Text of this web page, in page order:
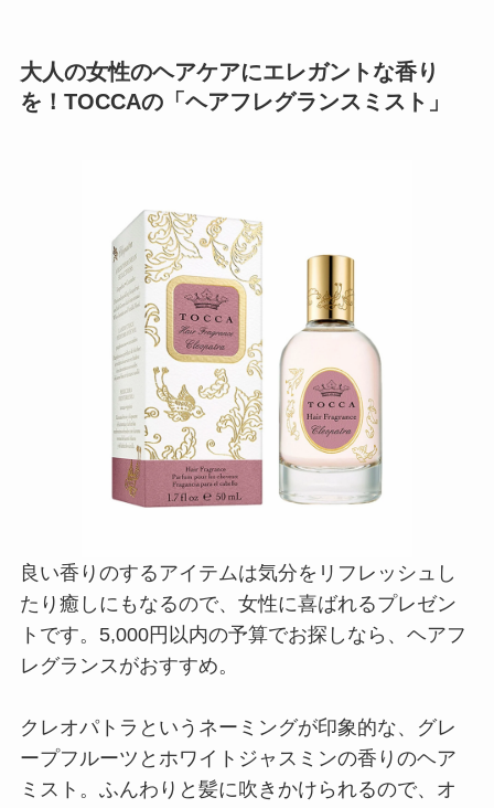
大人の女性のヘアケアにエレガントな香り
を！TOCCAの「ヘアフレグランスミスト」
良い香りのするアイテムは気分をリフレッシュし
たり癒しにもなるので、女性に喜ばれるプレゼン
トです。5,000円以内の予算でお探しなら、ヘアフ
レグランスがおすすめ。
クレオパトラというネーミングが印象的な、グレ
ープフルーツとホワイトジャスミンの香りのヘア
ミスト。ふんわりと髪に吹きかけられるので、オ